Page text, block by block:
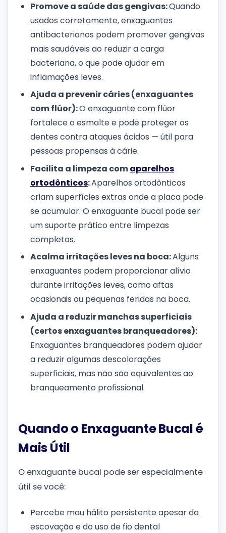
Promove a saúde das gengivas:Quando
usados corretamente, enxaguantes
antibacterianos podem promover gengivas
mais saudáveis ao reduzir a carga
bacteriana, o que pode ajudar em
inflamações leves.
Ajuda a prevenir cáries (enxaguantes
com flúor):O enxaguante com flúor
fortalece o esmalte e pode proteger os
dentes contra ataques ácidos — útil para
pessoas propensas à cárie.
Facilita a limpeza comaparelhos
ortodônticos:Aparelhos ortodônticos
criam superfícies extras onde a placa pode
se acumular. O enxaguante bucal pode ser
um suporte prático entre limpezas
completas.
Acalma irritações leves na boca:Alguns
enxaguantes podem proporcionar alívio
durante irritações leves, como aftas
ocasionais ou pequenas feridas na boca.
Ajuda a reduzir manchas superficiais
(certos enxaguantes branqueadores):
Enxaguantes branqueadores podem ajudar
a reduzir algumas descolorações
superficiais, mas não são equivalentes ao
branqueamento profissional.
Quando o Enxaguante Bucal é
Mais Útil
O enxaguante bucal pode ser especialmente
útil se você:
Percebe mau hálito persistente apesar da
escovação e do uso de fio dental